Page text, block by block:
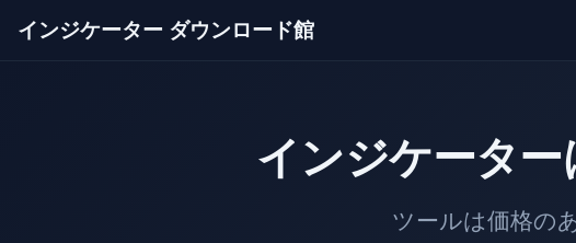
インジケーター ダウンロード館
インジケーター
ツールは価格のあとを追